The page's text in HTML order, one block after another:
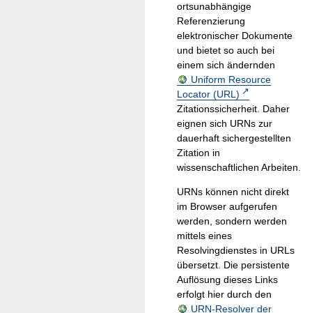
ortsunabhängige
Referenzierung
elektronischer Dokumente
und bietet so auch bei
einem sich ändernden
Uniform Resource
Locator (URL)
Zitationssicherheit. Daher
eignen sich URNs zur
dauerhaft sichergestellten
Zitation in
wissenschaftlichen Arbeiten.
URNs können nicht direkt
im Browser aufgerufen
werden, sondern werden
mittels eines
Resolvingdienstes in URLs
übersetzt. Die persistente
Auflösung dieses Links
erfolgt hier durch den
URN-Resolver der